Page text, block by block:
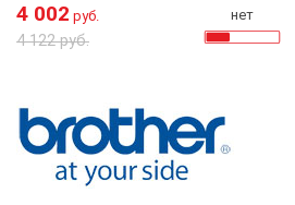
4 002 руб.
4 122 руб.
нет